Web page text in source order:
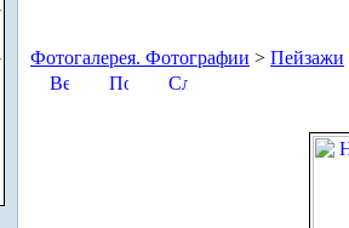
Фотогалерея. Фотографии > Пейзажи